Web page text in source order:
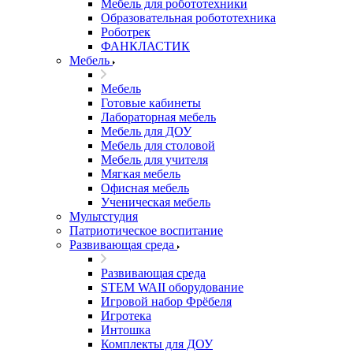
Мебель для робототехники
Образовательная робототехника
Роботрек
ФАНКЛАСТИК
Мебель
Мебель
Готовые кабинеты
Лабораторная мебель
Мебель для ДОУ
Мебель для столовой
Мебель для учителя
Мягкая мебель
Офисная мебель
Ученическая мебель
Мультстудия
Патриотическое воспитание
Развивающая среда
Развивающая среда
STEM WAII оборудование
Игровой набор Фрёбеля
Игротека
Интошка
Комплекты для ДОУ